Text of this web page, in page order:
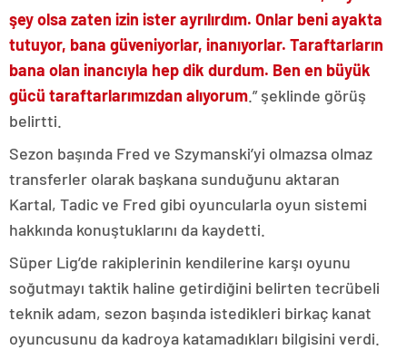
şey olsa zaten izin ister ayrılırdım. Onlar beni ayakta
tutuyor, bana güveniyorlar, inanıyorlar. Taraftarların
bana olan inancıyla hep dik durdum. Ben en büyük
gücü taraftarlarımızdan alıyorum .” şeklinde görüş
belirtti.
Sezon başında Fred ve Szymanski’yi olmazsa olmaz
transferler olarak başkana sunduğunu aktaran
Kartal, Tadic ve Fred gibi oyuncularla oyun sistemi
hakkında konuştuklarını da kaydetti.
Süper Lig’de rakiplerinin kendilerine karşı oyunu
soğutmayı taktik haline getirdiğini belirten tecrübeli
teknik adam, sezon başında istedikleri birkaç kanat
oyuncusunu da kadroya katamadıkları bilgisini verdi.